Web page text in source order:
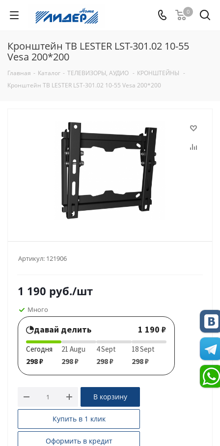
0
Кронштейн ТВ LESTER LST-301.02 10-55
Vesa 200*200
Главная - Каталог - ТЕЛЕВИЗОРЫ, АУДИО - КРОНШТЕЙНЫ -
Кронштейн ТВ LESTER LST-301.02 10-55 Vesa 200*200
Артикул: 121906
1 190 руб./шт
Много
давай делить 1 190 ₽
Сегодня
298 ₽
21 Augu
298 ₽
4 Sept
298 ₽
18 Sept
298 ₽
В корзину
Купить в 1 клик
Оформить в кредит